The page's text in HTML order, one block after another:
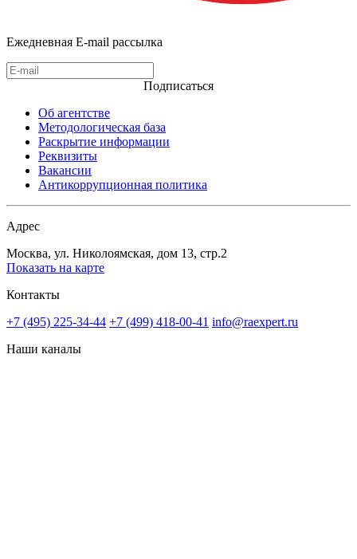
Ежедневная E-mail рассылка
Подписаться
Об агентстве
Методологическая база
Раскрытие информации
Реквизиты
Вакансии
Антикоррупционная политика
Адрес
Москва, ул. Николоямская, дом 13, стр.2
Показать на карте
Контакты
+7 (495) 225-34-44 +7 (499) 418-00-41 info@raexpert.ru
Наши каналы